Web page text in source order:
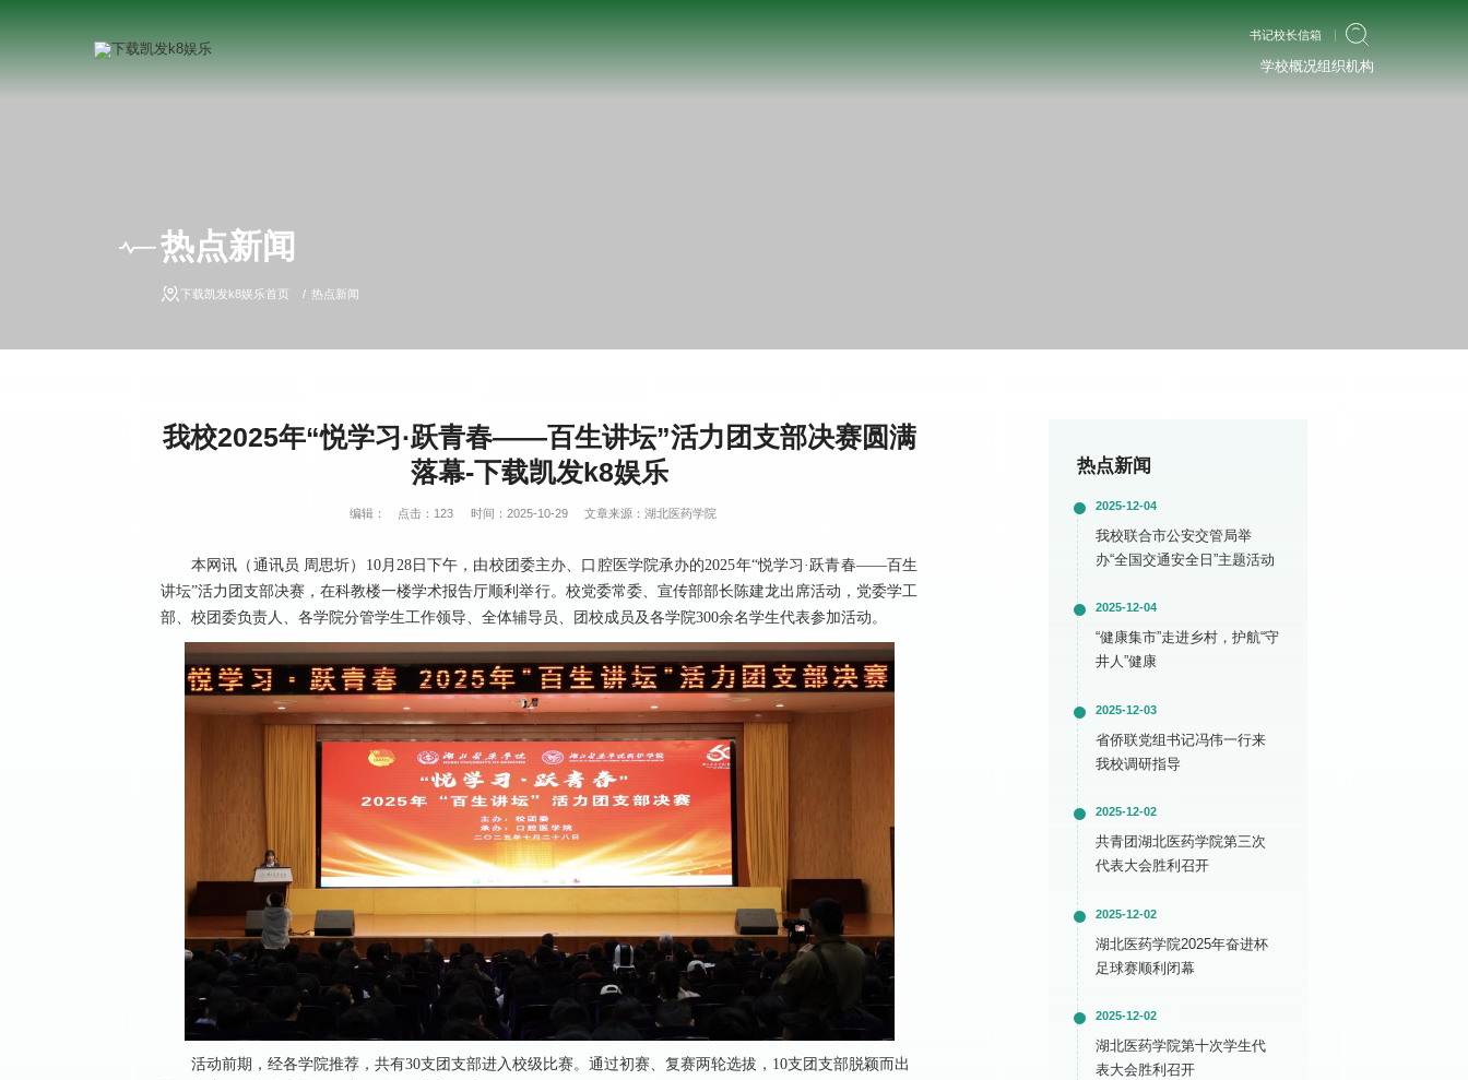
书记校长信箱
学校概况组织机构
热点新闻
下载凯发k8娱乐首页 热点新闻
我校2025年“悦学习·跃青春——百生讲坛”活力团支部决赛圆满
落幕-下载凯发k8娱乐
编辑： 点击： 123 时间：2025-10-29 文章来源：湖北医药学院
本网讯（通讯员 周思圻）10月28日下午，由校团委主办、口腔医学院承办的2025年“悦学习·跃青春——百生
讲坛”活力团支部决赛，在科教楼一楼学术报告厅顺利举行。校党委常委、宣传部部长陈建龙出席活动，党委学工
部、校团委负责人、各学院分管学生工作领导、全体辅导员、团校成员及各学院300余名学生代表参加活动。
活动前期，经各学院推荐，共有30支团支部进入校级比赛。通过初赛、复赛两轮选拔，10支团支部脱颖而出
热点新闻
2025-12-04
我校联合市公安交管局举
办“全国交通安全日”主题活动
2025-12-04
“健康集市”走进乡村，护航“守
井人”健康
2025-12-03
省侨联党组书记冯伟一行来
我校调研指导
2025-12-02
共青团湖北医药学院第三次
代表大会胜利召开
2025-12-02
湖北医药学院2025年奋进杯
足球赛顺利闭幕
2025-12-02
湖北医药学院第十次学生代
表大会胜利召开